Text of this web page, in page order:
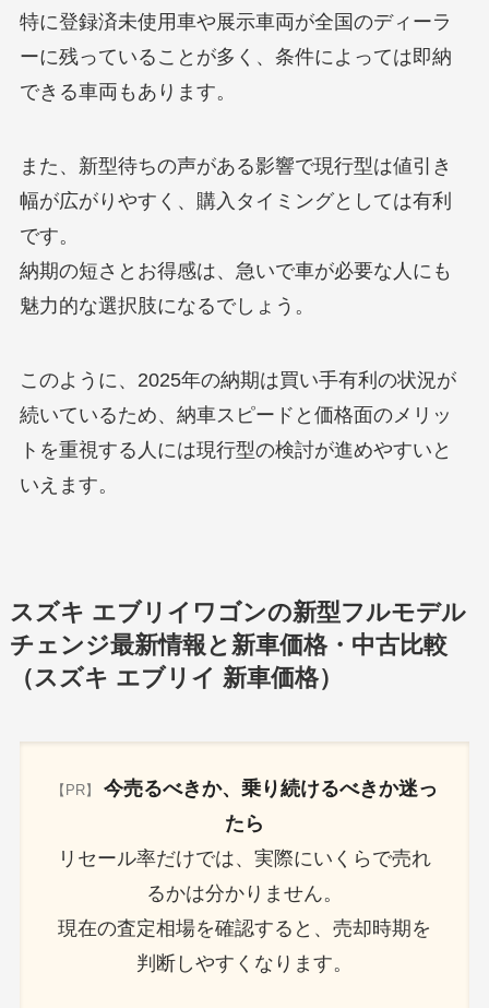
特に登録済未使用車や展示車両が全国のディーラ
ーに残っていることが多く、条件によっては即納
できる車両もあります。
また、新型待ちの声がある影響で現行型は値引き
幅が広がりやすく、購入タイミングとしては有利
です。
納期の短さとお得感は、急いで車が必要な人にも
魅力的な選択肢になるでしょう。
このように、2025年の納期は買い手有利の状況が
続いているため、納車スピードと価格面のメリッ
トを重視する人には現行型の検討が進めやすいと
いえます。
スズキ エブリイワゴンの新型フルモデル
チェンジ最新情報と新車価格・中古比較
（スズキ エブリイ 新車価格）
【PR】
今売るべきか、乗り続けるべきか迷っ
たら
リセール率だけでは、実際にいくらで売れ
るかは分かりません。
現在の査定相場を確認すると、売却時期を
判断しやすくなります。